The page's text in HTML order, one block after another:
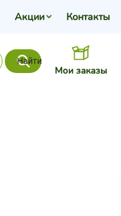
Найти
Мои заказы
Акции Контакты